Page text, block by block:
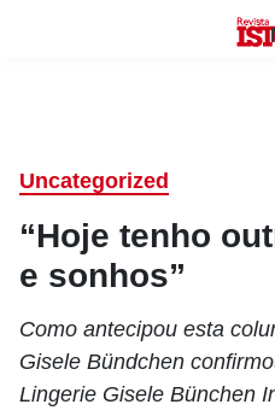
Uncategorized
“Hoje tenho
e sonhos”
Como antecipou esta
Gisele Bündchen
Lingerie Gisele Bünchen